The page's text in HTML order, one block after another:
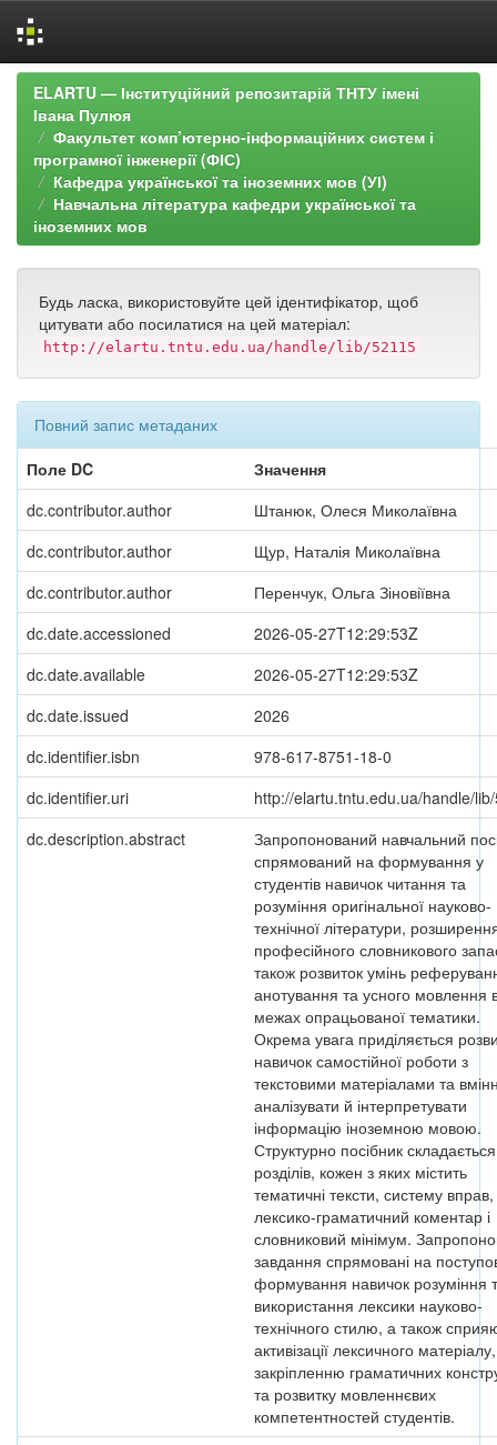
Skip
navigation
ELARTU — Інституційний репозитарій ТНТУ імені
Івана Пулюя
Факультет комп’ютерно-інформаційних систем і
програмної інженерії (ФІС)
Кафедра української та іноземних мов (УІ)
Навчальна література кафедри української та
іноземних мов
Будь ласка, використовуйте цей ідентифікатор, щоб
цитувати або посилатися на цей матеріал:
http://elartu.tntu.edu.ua/handle/lib/52115
Повний запис метаданих
Поле DC
Значення
dc.contributor.author
Штанюк, Олеся Миколаївна
dc.contributor.author
Щур, Наталія Миколаївна
dc.contributor.author
Перенчук, Ольга Зіновіївна
dc.date.accessioned
2026-05-27T12:29:53Z
dc.date.available
2026-05-27T12:29:53Z
dc.date.issued
2026
dc.identifier.isbn
978-617-8751-18-0
dc.identifier.uri
http://elartu.tntu.edu.ua/handle/
dc.description.abstract
Запропонований навчальний
спрямований на формування у
студентів навичок читання та
розуміння оригінальної науково-
технічної літератури,
професійного словникового
також розвиток умінь
анотування та усного мовлення
межах опрацьованої тематики.
Окрема увага приділяється
навичок самостійної роботи з
текстовими матеріалами та
аналізувати й інтерпретувати
інформацію іноземною мовою.
Структурно посібник
розділів, кожен з яких містить
тематичні тексти, систему вправ,
лексико-граматичний коментар і
словниковий мінімум.
завдання спрямовані на
формування навичок розуміння
використання лексики науково-
технічного стилю, а також
активізації лексичного матеріалу,
закріпленню граматичних
та розвитку мовленнєвих
компетентностей студентів.